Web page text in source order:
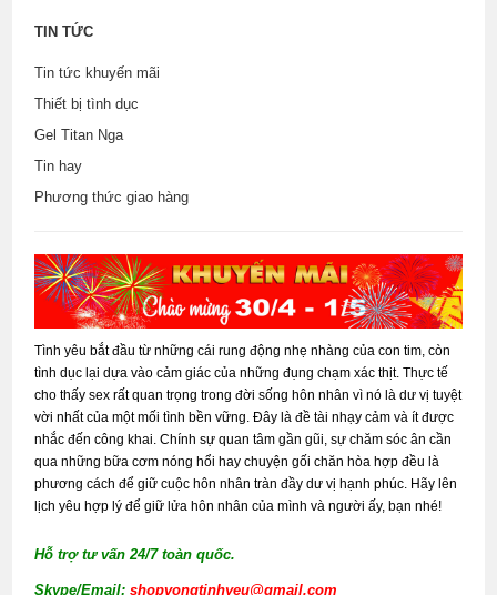
TIN TỨC
Tin tức khuyến mãi
Thiết bị tình dục
Gel Titan Nga
Tin hay
Phương thức giao hàng
Tình yêu bắt đầu từ những cái rung động nhẹ nhàng của con tim, còn
tình dục lại dựa vào cảm giác của những đụng chạm xác thịt. Thực tế
cho thấy sex rất quan trọng trong đời sống hôn nhân vì nó là dư vị tuyệt
vời nhất của một mối tình bền vững. Đây là đề tài nhạy cảm và ít được
nhắc đến công khai. Chính sự quan tâm gần gũi, sự chăm sóc ân cần
qua những bữa cơm nóng hổi hay chuyện gối chăn hòa hợp đều là
phương cách để giữ cuộc hôn nhân tràn đầy dư vị hạnh phúc. Hãy lên
lịch yêu hợp lý để giữ lửa hôn nhân của mình và người ấy, bạn nhé!
Hỗ trợ tư vấn 24/7 toàn quốc.
Skype/Email:shopvongtinhyeu@gmail.com